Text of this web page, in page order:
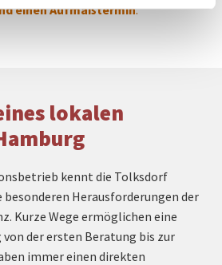
einen Aufmaßtermin.
lokalen
kennt die Tolksdorf
besonderen Herausforderungen der
Kurze Wege ermöglichen eine
der ersten Beratung bis zur
immer einen direkten